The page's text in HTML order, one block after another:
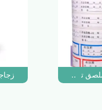
تسمية الباركود لفة